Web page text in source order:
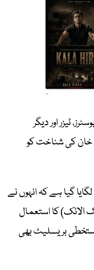
ٹیزر اور دیگر
خان کی شناخت کو
گیا ہے کہ انہوں نے
کا استعمال
بریسلیٹ بھی